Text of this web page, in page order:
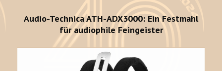
Audio-Technica ATH-ADX3000: Ein Festmahl
für audiophile Feingeister